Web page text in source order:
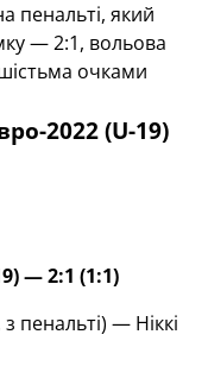
пенальті, який
— 2:1, вольова
очками
2022 (U-19)
—2:1 (1:1)
пенальті) — Ніккі